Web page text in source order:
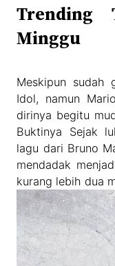
Trending
Minggu
Meskipun sudah
Idol, namun
dirinya begitu
Buktinya Sejak
lagu dari Bruno
mendadak
kurang lebih dua